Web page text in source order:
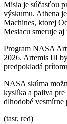
Misia je súčasťou
výskumu. Athena
Machines, ktorej
Mesiacu smeruje
Program NASA
2026. Artemis III
predpokladá
NASA skúma
kyslíka a paliva
dlhodobé vesmírne
(tasr, red)